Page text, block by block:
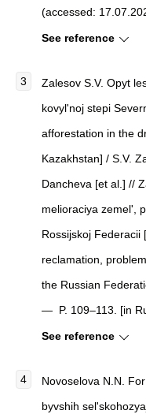
(accessed:
See reference
Zalesov S.V. Opyt
kovyl'noj stepi
afforestation in the
Kazakhstan] / S.V.
Dancheva [et al.] //
melioraciya zemel',
Rossijskoj Federacii
reclamation,
the Russian
— P. 109–113. [in
See reference
Novoselova N.N.
byvshih